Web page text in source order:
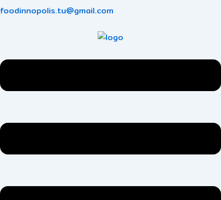
foodinnopolis.tu@gmail.com